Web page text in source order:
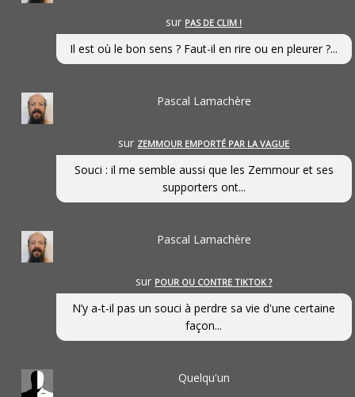
sur PAS DE CLIM !
Il est où le bon sens ? Faut-il en rire ou en pleurer ?...
Pascal Lamachère
sur ZEMMOUR EMPORTÉ PAR LA VAGUE
Souci : il me semble aussi que les Zemmour et ses
supporters ont...
Pascal Lamachère
sur POUR OU CONTRE TIKTOK ?
N’y a-t-il pas un souci à perdre sa vie d'une certaine
façon...
Quelqu'un